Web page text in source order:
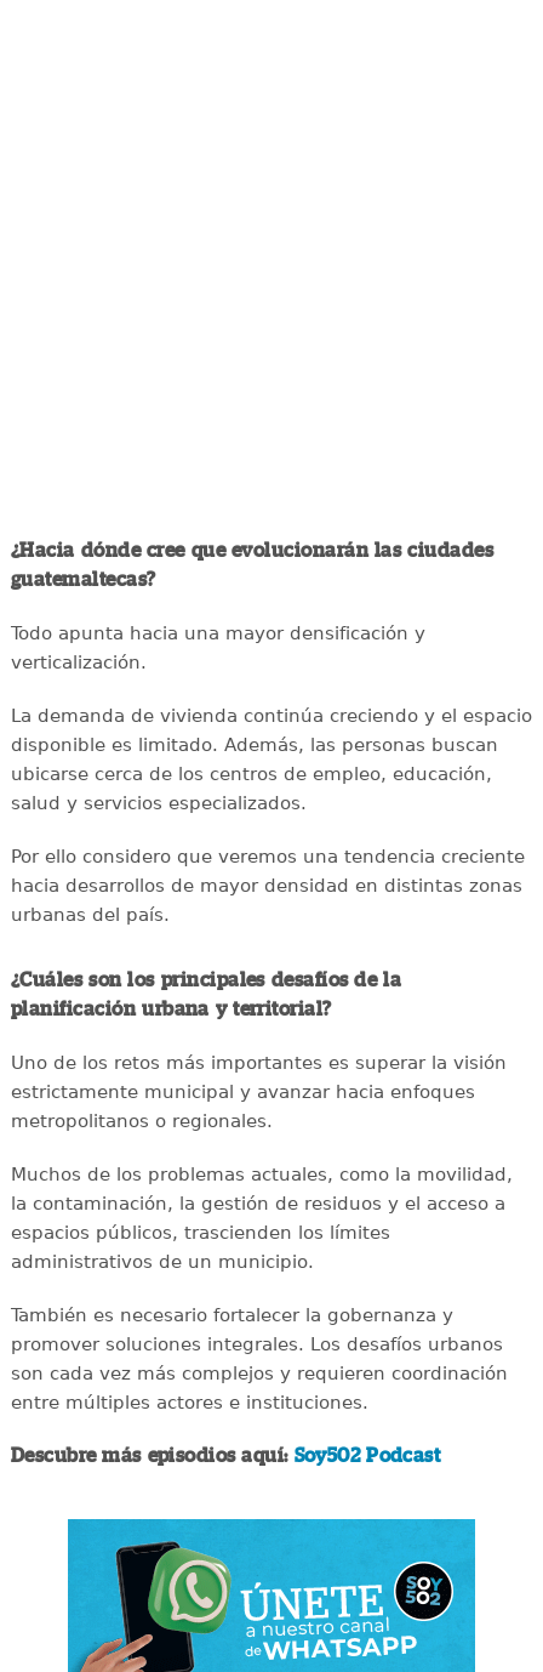
¿Hacia dónde cree que evolucionarán las ciudades
guatemaltecas?
Todo apunta hacia una mayor densificación y
verticalización.
La demanda de vivienda continúa creciendo y el espacio
disponible es limitado. Además, las personas buscan
ubicarse cerca de los centros de empleo, educación,
salud y servicios especializados.
Por ello considero que veremos una tendencia creciente
hacia desarrollos de mayor densidad en distintas zonas
urbanas del país.
¿Cuáles son los principales desafíos de la
planificación urbana y territorial?
Uno de los retos más importantes es superar la visión
estrictamente municipal y avanzar hacia enfoques
metropolitanos o regionales.
Muchos de los problemas actuales, como la movilidad,
la contaminación, la gestión de residuos y el acceso a
espacios públicos, trascienden los límites
administrativos de un municipio.
También es necesario fortalecer la gobernanza y
promover soluciones integrales. Los desafíos urbanos
son cada vez más complejos y requieren coordinación
entre múltiples actores e instituciones.
Descubre más episodios aquí:Soy502 Podcast